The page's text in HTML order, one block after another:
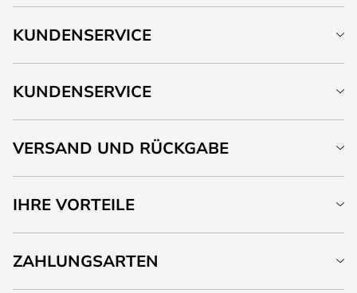
KUNDENSERVICE
KUNDENSERVICE
VERSAND UND RÜCKGABE
IHRE VORTEILE
ZAHLUNGSARTEN